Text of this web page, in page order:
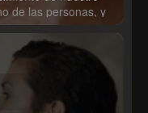
de las personas, y
país, realidad,
ser cuestión
tiene aquel